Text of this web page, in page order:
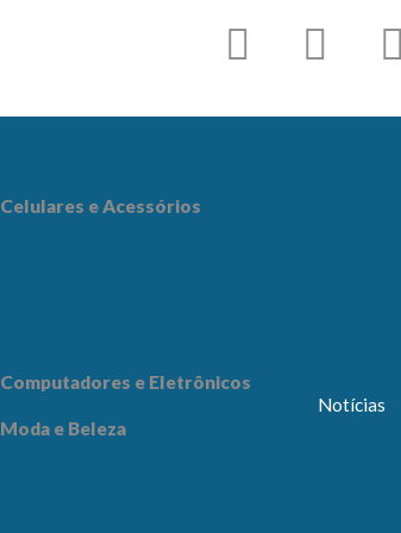
Celulares e Acessórios
Computadores e Eletrônicos
Moda e Beleza
Notícias